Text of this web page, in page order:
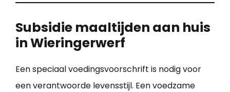
Subsidie maaltijden aan huis
in Wieringerwerf
Een speciaal voedingsvoorschrift is nodig voor
een verantwoorde levensstijl. Een voedzame